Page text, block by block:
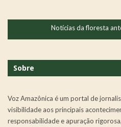
Notícias da floresta
Sobre
Voz Amazônica é um portal de
visibilidade aos principais
responsabilidade e apuração